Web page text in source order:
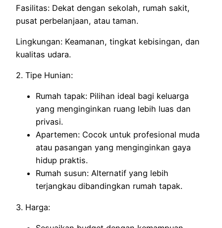
Fasilitas: Dekat dengan sekolah, rumah sakit,
pusat perbelanjaan, atau taman.
Lingkungan: Keamanan, tingkat kebisingan, dan
kualitas udara.
2. Tipe Hunian:
Rumah tapak: Pilihan ideal bagi keluarga
yang menginginkan ruang lebih luas dan
privasi.
Apartemen: Cocok untuk profesional muda
atau pasangan yang menginginkan gaya
hidup praktis.
Rumah susun: Alternatif yang lebih
terjangkau dibandingkan rumah tapak.
3. Harga: